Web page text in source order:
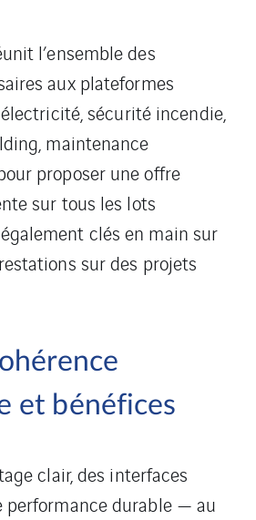
l’ensemble des
aux plateformes
sécurité incendie,
maintenance
proposer une offre
sur tous les lots
clés en main sur
sur des projets
et bénéfices
clair, des interfaces
performance durable — au